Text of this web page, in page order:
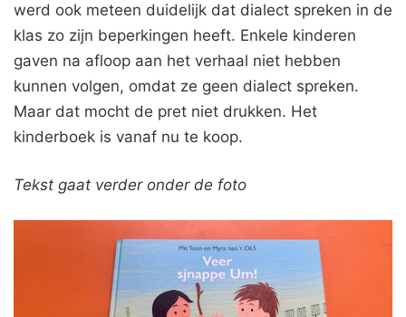
werd ook meteen duidelijk dat dialect spreken in de
klas zo zijn beperkingen heeft. Enkele kinderen
gaven na afloop aan het verhaal niet hebben
kunnen volgen, omdat ze geen dialect spreken.
Maar dat mocht de pret niet drukken. Het
kinderboek is vanaf nu te koop.
Tekst gaat verder onder de foto